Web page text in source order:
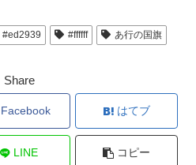
#ed2939 #ffffff あ行の国旗
Share
Facebook はてブ
LINE コピー